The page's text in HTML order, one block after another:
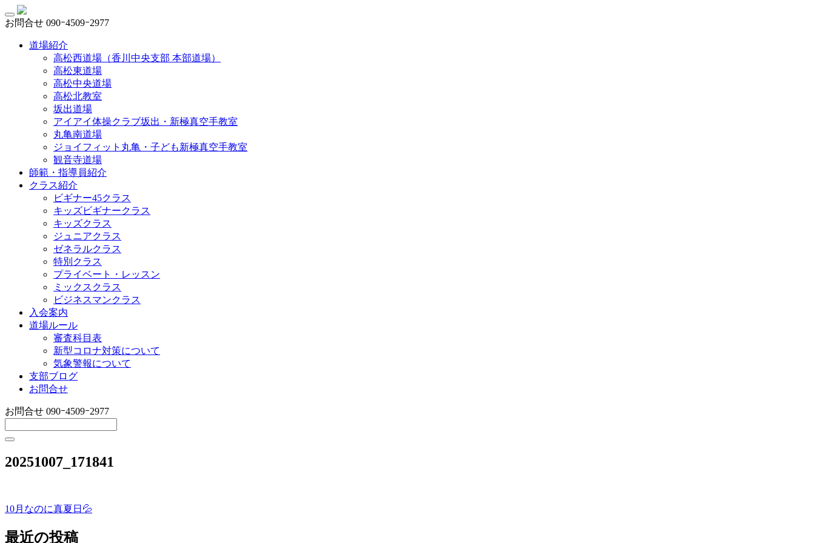
お問合せ 090ｰ4509ｰ2977
道場紹介
高松西道場（香川中央支部 本部道場）
高松東道場
高松中央道場
高松北教室
坂出道場
アイアイ体操クラブ坂出・新極真空手教室
丸亀南道場
ジョイフィット丸亀・子ども新極真空手教室
観音寺道場
師範・指導員紹介
クラス紹介
ビギナー45クラス
キッズビギナークラス
キッズクラス
ジュニアクラス
ゼネラルクラス
特別クラス
プライベート・レッスン
ミックスクラス
ビジネスマンクラス
入会案内
道場ルール
審査科目表
新型コロナ対策について
気象警報について
支部ブログ
お問合せ
お問合せ 090ｰ4509ｰ2977
20251007_171841
投
稿
10月なのに真夏日💦
最近の投稿